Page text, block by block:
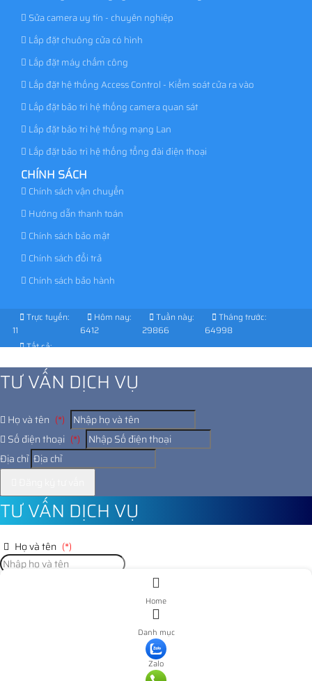
Sửa camera uy tín - chuyên nghiệp
Lắp đặt chuông cửa có hình
Lắp đặt máy chấm công
Lắp đặt hệ thống Access Control - Kiểm soát cửa ra vào
Lắp đặt bảo trì hệ thống camera quan sát
Lắp đặt bảo trì hệ thống mạng Lan
Lắp đặt bảo trì hệ thống tổng đài điện thoại
CHÍNH SÁCH
Chính sách vận chuyển
Hướng dẫn thanh toán
Chính sách bảo mật
Chính sách đổi trả
Chính sách bảo hành
Trực tuyến:
11
Hôm nay:
6412
Tuần này:
29866
Tháng trước:
64998
Tất cả:
TƯ VẤN DỊCH VỤ
Họ và tên (*)
Số điện thoại (*)
Địa chỉ
TƯ VẤN DỊCH VỤ
Họ và tên (*)
Home
Danh mục
Zalo